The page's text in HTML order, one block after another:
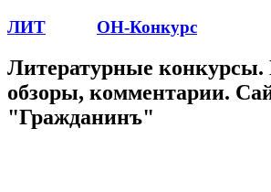
ЛИТ ОН-Конкурс
Литературные
обзоры, комментарии.
"Гражданинъ"